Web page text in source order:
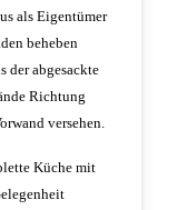
als Eigentümer
beheben
der abgesackte
Richtung
versehen.
Küche mit